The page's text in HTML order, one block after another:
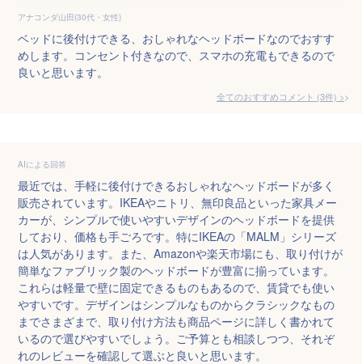
アナコンダ山田(30代・女性)
ベッドに後付けできる、おしゃれなヘッドボードなのでおすす
めします。コンセント付きなので、スマホの充電もできるので
良いと思います。
全てのおすすめコメント (3件) >
AIによる回答
最近では、手軽に後付けできるおしゃれなヘッドボードが多く
販売されています。IKEAやニトリ、無印良品といった家具メー
カーが、シンプルで使いやすいデザインのヘッドボードを提供
しており、価格も手ごろです。特にIKEAの「MALM」シリーズ
は人気があります。また、Amazonや楽天市場にも、取り付けが
簡単なファブリック製のヘッドボードが豊富に揃っています。
これらは軽量で壁に固定できるものもあるので、賃貸でも使い
やすいです。デザインはシンプルなものからクラシックなもの
までさまざまで、取り付け方法も商品ページに詳しく書かれて
いるので選びやすいでしょう。ご予算とも相談しつつ、それぞ
れのレビューを確認して選ぶと良いと思います。